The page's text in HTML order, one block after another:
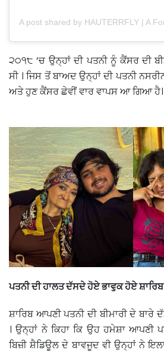
੨੦੧੮ ‘ਚ ਉਨ੍ਹਾਂ ਦੀ ਪਤਨੀ ਨੂੰ ਕੈਂਸਰ ਦੀ
ਸੀ । ਜਿਸ ਤੋਂ ਬਾਅਦ ਉਨ੍ਹਾਂ ਦੀ ਪਤਨੀ
ਅਤੇ ਹੁਣ ਕੈਂਸਰ ਛੇਵੀਂ ਵਾਰ ਵਾਪਸ ਆ ਗਿਆ ਹੈ।
ਪਤਨੀ ਦੀ ਹਾਲਤ ਦੱਸਦੇ ਹੋਏ ਭਾਵੁਕ ਹੋਏ ਸ਼ਾਰਿਬ
ਸ਼ਾਰਿਬ ਆਪਣੀ ਪਤਨੀ ਦੀ ਬੀਮਾਰੀ ਦੇ
। ਉਨ੍ਹਾਂ ਨੇ ਕਿਹਾ ਕਿ ਉਹ ਹਮੇਸ਼ਾ ਆਪਣੀ
ਬਿਜ਼ੀ ਸ਼ੈਡਿਊਲ ਦੇ ਬਾਵਜੂਦ ਵੀ ਉਨ੍ਹਾਂ ਨੇ